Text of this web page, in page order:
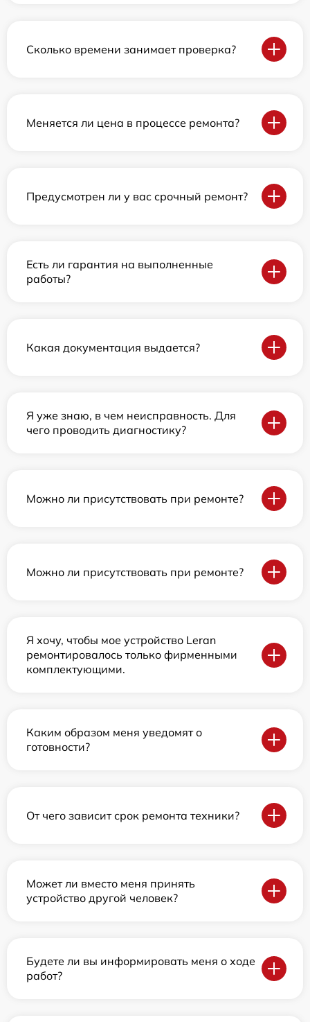
Сколько времени занимает проверка?
Меняется ли цена в процессе ремонта?
Предусмотрен ли у вас срочный ремонт?
Есть ли гарантия на выполненные
работы?
Какая документация выдается?
Я уже знаю, в чем неисправность. Для
чего проводить диагностику?
Можно ли присутствовать при ремонте?
Можно ли присутствовать при ремонте?
Я хочу, чтобы мое устройство Leran
ремонтировалось только фирменными
комплектующими.
Каким образом меня уведомят о
готовности?
От чего зависит срок ремонта техники?
Может ли вместо меня принять
устройство другой человек?
Будете ли вы информировать меня о ходе
работ?